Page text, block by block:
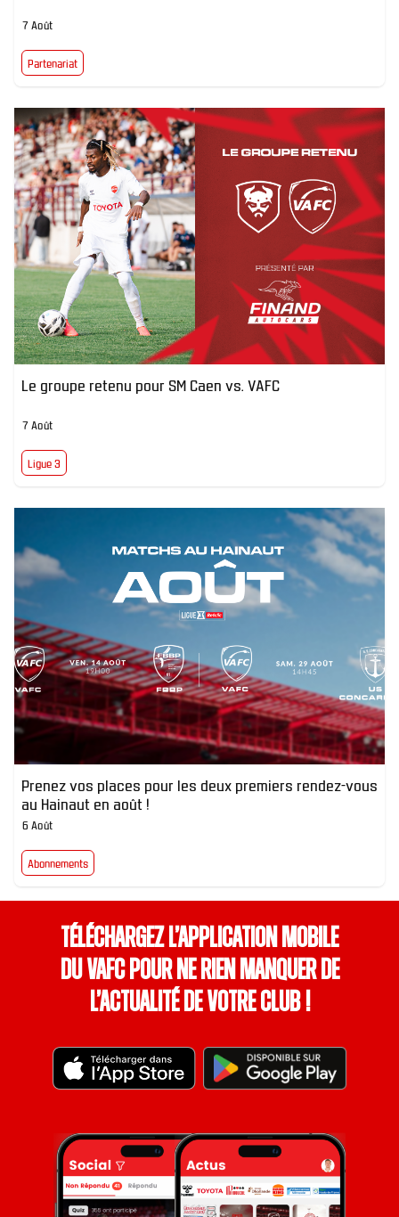
7 Août
Partenariat
Le groupe retenu pour SM Caen vs. VAFC
7 Août
Ligue 3
Prenez vos places pour les deux premiers rendez-vous
au Hainaut en août !
6 Août
Abonnements
Téléchargez l’application mobile
du VAFC pour ne rien manquer de
l’actualité de votre club !